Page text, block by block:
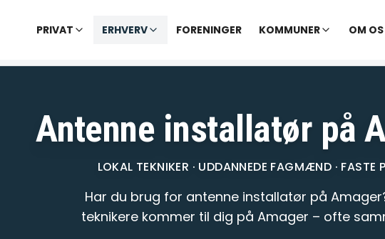
PRIVAT ERHVERV FORENINGER KOMMUNER OM OS
Antenne installatør på
LOKAL TEKNIKER · UDDANNEDE FAGMÆND · FASTE
Har du brug for antenne installatør på
teknikere kommer til dig på Amager – ofte